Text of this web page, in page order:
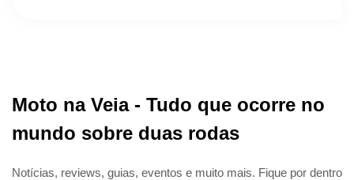
Moto na Veia - Tudo que ocorre no
mundo sobre duas rodas
Notícias, reviews, guias, eventos e muito mais. Fique por dentro